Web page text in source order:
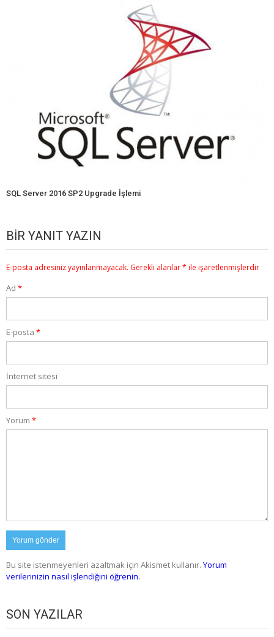
SQL Server 2016 SP2 Upgrade İşlemi
BIR YANIT YAZIN
E-posta adresiniz yayınlanmayacak. Gerekli alanlar* ile işaretlenmişlerdir
Ad *
E-posta *
İnternet sitesi
Yorum *
Bu site istenmeyenleri azaltmak için Akismet kullanır. Yorum
verilerinizin nasıl işlendiğini öğrenin.
SON YAZILAR